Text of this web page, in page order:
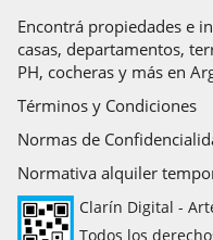
Encontrá propiedades e
casas, departamentos,
PH, cocheras y más en
Términos y Condiciones
Normas de
Normativa alquiler
Clarín Digital -
Todos los